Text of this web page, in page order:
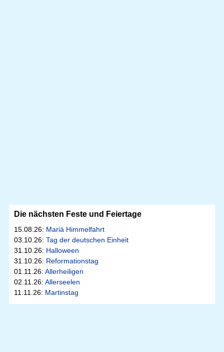
Die nächsten Feste und Feiertage
15.08.26: Mariä Himmelfahrt
03.10.26: Tag der deutschen Einheit
31.10.26: Halloween
31.10.26: Reformationstag
01.11.26: Allerheiligen
02.11.26: Allerseelen
11.11.26: Martinstag